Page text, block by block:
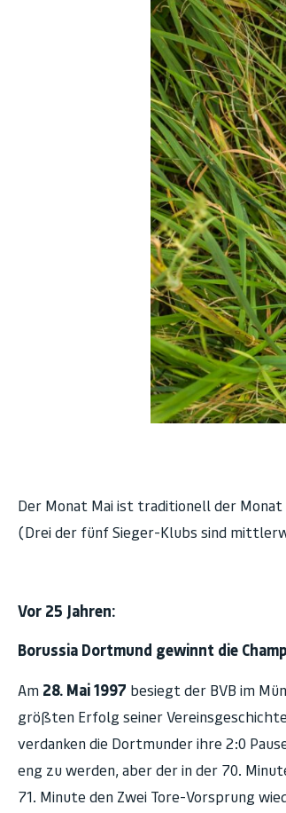
Der Monat Mai ist traditionell der
(Drei der fünf Sieger-Klubs sind
Vor 25 Jahren:
Borussia Dortmund gewinnt die
Am 28. Mai 1997 besiegt der BVB im
größten Erfolg seiner
verdanken die Dortmunder ihre 2:0
eng zu werden, aber der in der 70.
71. Minute den Zwei Tore-Vorsprung